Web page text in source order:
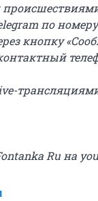
по
кнопку
Ru на